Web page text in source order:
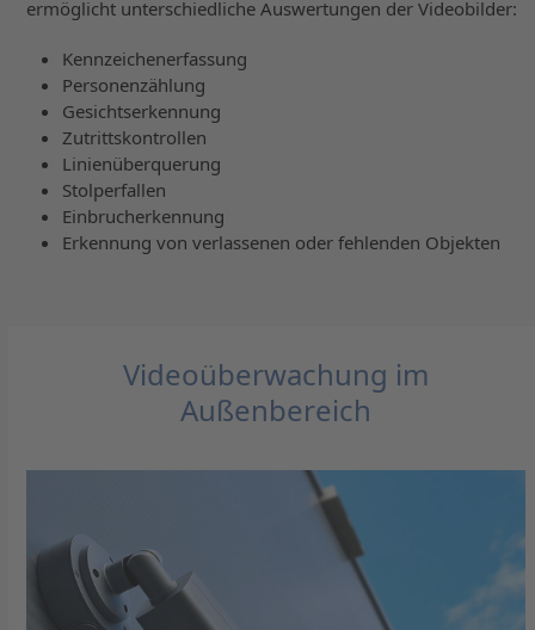
ermöglicht unterschiedliche Auswertungen der Videobilder:
Kennzeichenerfassung
Personenzählung
Gesichtserkennung
Zutrittskontrollen
Linienüberquerung
Stolperfallen
Einbrucherkennung
Erkennung von verlassenen oder fehlenden Objekten
Videoüberwachung im
Außenbereich